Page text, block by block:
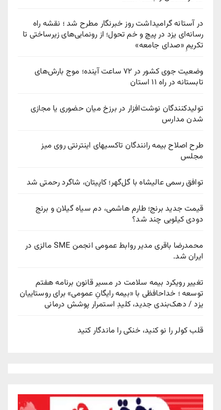
در آستانه گرامیداشت روز خبرنگار مطرح شد ؛ نقشه راه
رسانه‌ای یزد در پیچ‌ و خم تحول؛ از رونمایی‌های زیرساختی تا
تکریمِ «صدای جامعه»
وضعیت جوی کشور در ۷۲ ساعت آینده؛ موج بارش‌های
تابستانه در راه ۱۱ استان
تولیدکنندگان نوشت‌افزار در برزخ میان حضوری یا مجازی
شدن مدارس
طرح اصلاح بیمه رانندگان تاکسیهای اینترنتی روی میز
مجلس
توافق رسمی عالیشاه با گل‌گهر؛ کاپیتان، شاگرد رحمتی شد
قیمت جدید برنج؛ طارم هاشمی، دم سیاه گیلان و برنج
دودی کیلویی چند شد؟
محمدرضا باقری مدیر روابط عمومی انجمن SME مالزی در
ایران شد.
تغییر رویکرد بیمه سلامت در مسیر قانون برنامه هفتم
توسعه ؛ خداحافظی با «بیمه رایگانِ عمومی» برای روستاییان
یزد / دهک‌بندی جدید، کلیدِ استمرار پوشش درمانی
قلب کولر را نو کنید، خنکی را ماندگار کنید